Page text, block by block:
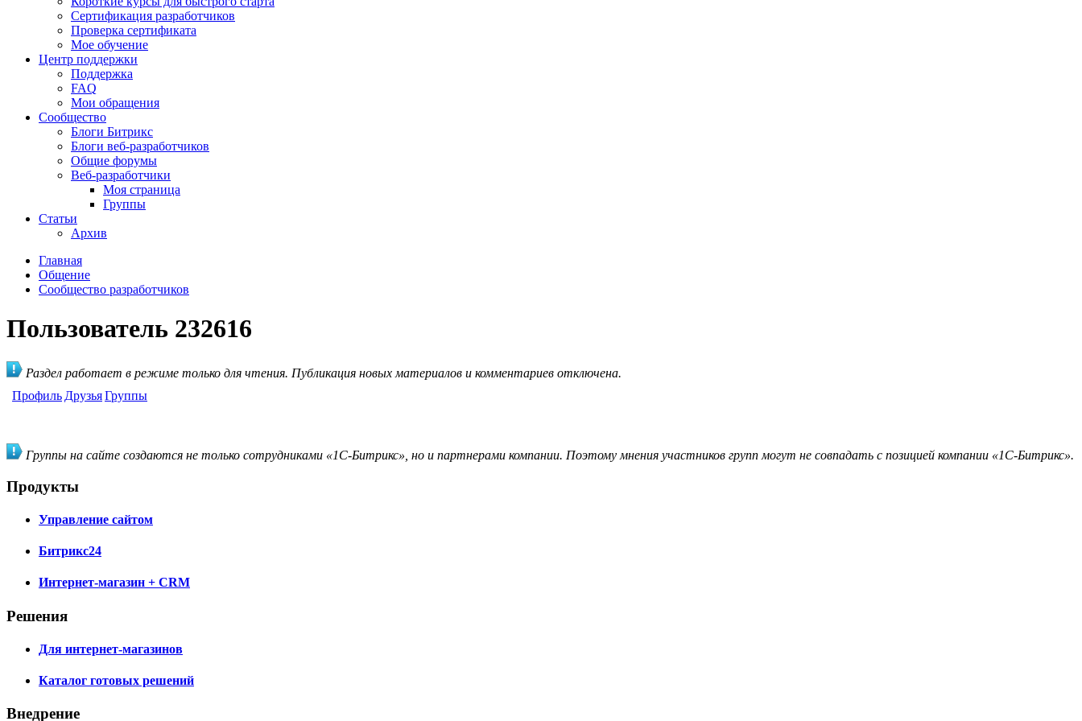
Сертификация разработчиков
Проверка сертификата
Мое обучение
Центр поддержки
Поддержка
FAQ
Мои обращения
Сообщество
Блоги Битрикс
Блоги веб-разработчиков
Общие форумы
Веб-разработчики
Моя страница
Группы
Статьи
Архив
Главная
Общение
Сообщество разработчиков
Пользователь 232616
Раздел работает в режиме только для чтения. Публикация новых материалов и комментариев отключена.
Профиль ДрузьяГруппы
Группы на сайте создаются не только сотрудниками «1С-Битрикс», но и партнерами компании. Поэтому мнения участников групп могут не совпадать с позицией компании «1С-Битрикс».
Продукты
Управление сайтом
Битрикс24
Интернет-магазин + CRM
Решения
Для интернет-магазинов
Каталог готовых решений
Внедрение